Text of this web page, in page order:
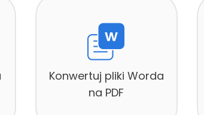
Konwertuj pliki Worda
na PDF